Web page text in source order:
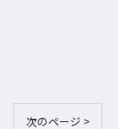
次のページ >